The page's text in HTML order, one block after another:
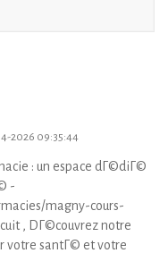
2026 09:35:44
: un espace dГ©diГ©
-
magny-cours-
, DГ©couvrez notre
votre santГ© et votre